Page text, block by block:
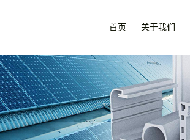
首页 关于我们